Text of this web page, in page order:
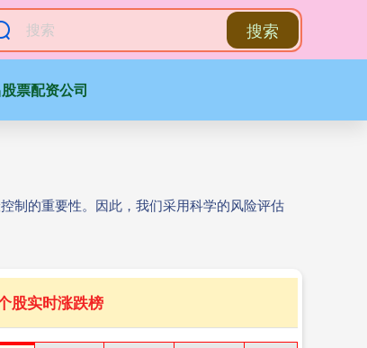
搜索
票配资公司
制的重要性。因此，我们采用科学的风险评估
股实时涨跌榜